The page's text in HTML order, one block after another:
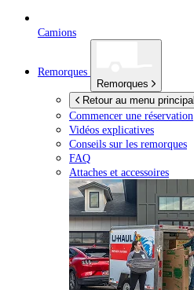
Camions
Remorques
Remorques
Retour au menu principal
Commencer une réservation
Vidéos explicatives
Conseils sur les remorques
FAQ
Attaches et accessoires